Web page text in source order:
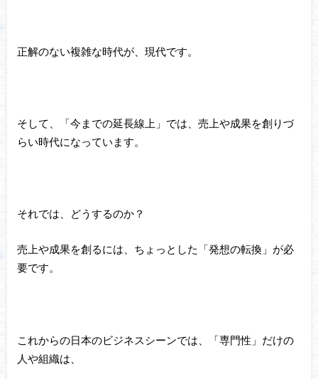
正解のない複雑な時代が、現代です。
そして、「今までの延長線上」では、売上や成果を創りづ
らい時代になっています。
それでは、どうするのか？
売上や成果を創るには、ちょっとした「発想の転換」が必
要です。
これからの日本のビジネスシーンでは、「専門性」だけの
人や組織は、